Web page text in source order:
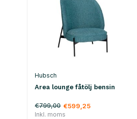
Hubsch
Area lounge fåtölj bensin
€799,00 €599,25
Inkl. moms